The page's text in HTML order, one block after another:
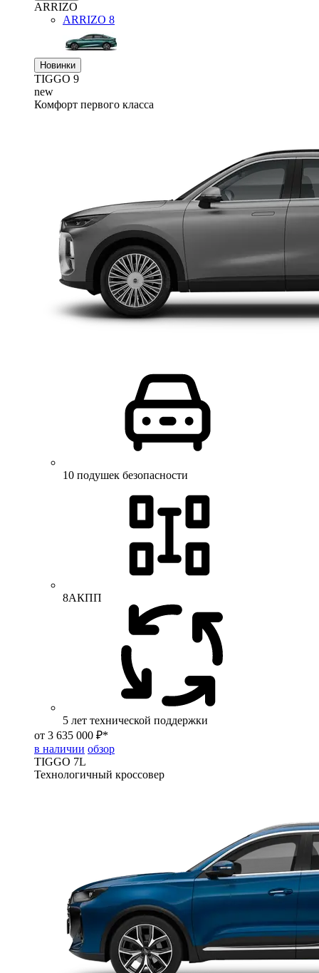
ARRIZO
ARRIZO 8
Новинки
TIGGO 9
new
Комфорт первого класса
10 подушек безопасности
8АКПП
5 лет технической поддержки
от 3 635 000 ₽*
в наличии обзор
TIGGO 7L
Технологичный кроссовер